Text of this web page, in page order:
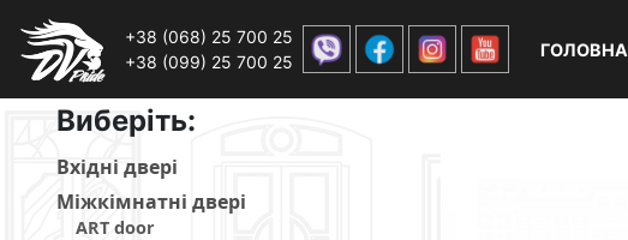
+38 (068) 25 700 25
+38 (099) 25 700 25
ГОЛОВНА
Виберiть:
Вхiднi дверi
Мiжкiмнатнi дверi
ART door